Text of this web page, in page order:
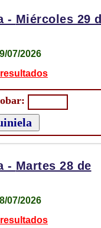
- Miércoles 29
07/2026
- Martes 28 de
07/2026